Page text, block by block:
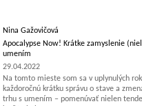
Nina Gažovičová
Apocalypse Now! Krátke zamyslenie
umením
29.04.2022
Na tomto mieste som sa v uplynulých
každoročnú krátku správu o stave a
trhu s umením – pomenúvať nielen